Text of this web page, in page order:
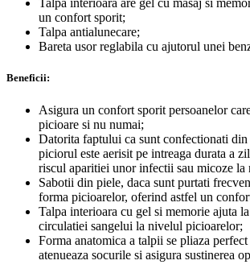
Talpa interioara are gel cu masaj si
un confort sporit;
Talpa antialunecare;
Bareta usor reglabila cu ajutorul unei
Beneficii:
Asigura un confort sporit persoanelor
picioare si nu numai;
Datorita faptului ca sunt confectionati din
piciorul este aerisit pe intreaga durata a
riscul aparitiei unor infectii sau micoze
Sabotii din piele, daca sunt purtati
forma picioarelor, oferind astfel un
Talpa interioara cu gel si memorie ajuta
circulatiei sangelui la nivelul picioarelor;
Forma anatomica a talpii se pliaza
atenueaza socurile si asigura sustinerea